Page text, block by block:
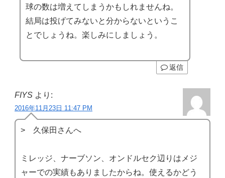
球の数は増えてしまうかもしれませんね。
結局は投げてみないと分からないというこ
とでしょうね。楽しみにしましょう。
返信
FIYS より:
2016年11月23日 11:47 PM
> 久保田さんへ
ミレッジ、ナーブソン、オンドルセク辺りはメジ
ャーでの実績もありましたからね。使えるかどう